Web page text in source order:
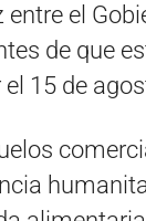
entre el
de que
15 de